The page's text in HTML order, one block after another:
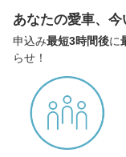
あなたの愛車、今
申込み最短3時間後に
らせ！